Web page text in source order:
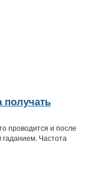
получать
проводится и после
Частота